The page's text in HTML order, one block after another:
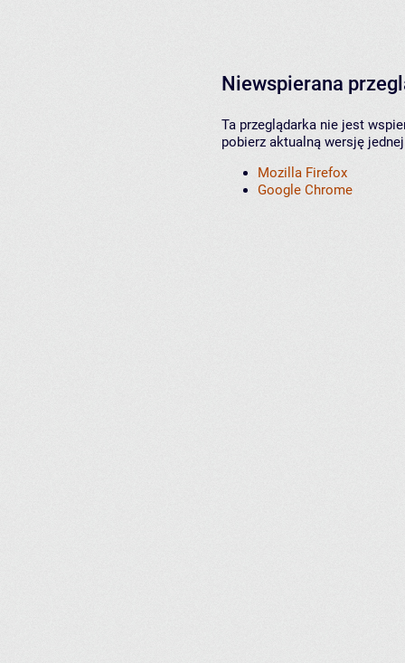
Niewspierana
Ta przeglądarka nie jest
pobierz aktualną wersję
Mozilla Firefox
Google Chrome